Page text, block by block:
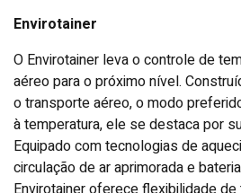
Envirotainer
O Envirotainer leva o controle de
aéreo para o próximo nível.
o transporte aéreo, o modo
à temperatura, ele se destaca por
Equipado com tecnologias de
circulação de ar aprimorada e